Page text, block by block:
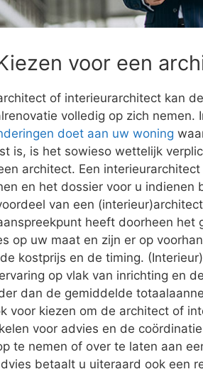
voor een
of interieurarchitect kan
volledig op zich nemen.
doet aan uw woning
is, is het sowieso wettelijk
architect. Een
en het dossier voor u indienen
van een
heeft doorheen het
op uw maat en zijn er op
kostprijs en de timing.
op vlak van inrichting en
dan de gemiddelde
voor kiezen om de architect of
voor advies en de
te nemen of over te laten aan
betaalt u uiteraard ook een